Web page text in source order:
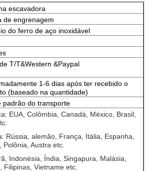
escavadora
de engrenagem
do ferro de aço inoxidável
T/T&Western &Paypal
1-6 dias após ter recebido o
(baseado na quantidade)
padrão do transporte
EUA, Colômbia, Canadá, México, Brasil,
Rússia, alemão, França, Itália, Espanha,
Polônia, Austra etc.
Indonésia, Índia, Singapura, Malásia,
Filipinas, Vietname etc.